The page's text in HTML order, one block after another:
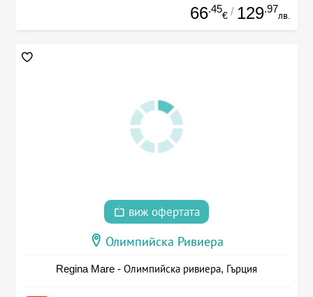
66.45
€ / 129.97
лв.
виж офертата
Олимпийска Ривиера
Regina Mare - Олимпийска ривиера, Гърция